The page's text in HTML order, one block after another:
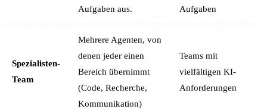
Aufgaben aus.
Aufgaben
Spezialisten-
Team
Mehrere Agenten, von
denen jeder einen
Bereich übernimmt
(Code, Recherche,
Kommunikation)
Teams mit
vielfältigen KI-
Anforderungen